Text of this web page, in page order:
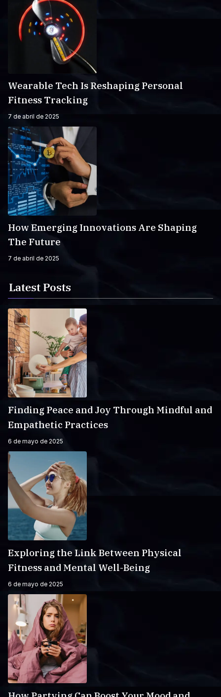
Wearable Tech Is Reshaping Personal
Fitness Tracking
7 de abril de 2025
How Emerging Innovations Are Shaping
The Future
7 de abril de 2025
Latest Posts
Finding Peace and Joy Through Mindful and
Empathetic Practices
6 de mayo de 2025
Exploring the Link Between Physical
Fitness and Mental Well-Being
6 de mayo de 2025